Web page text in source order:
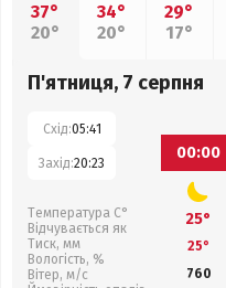
37°
20°
34°
20°
29°
17°
П'ятниця, 7 серпня
Схід:05:41
Захід:20:23
Температура С°
Відчувається як
Тиск, мм
Вологість, %
Вітер, м/с
00:00
25°
25°
760